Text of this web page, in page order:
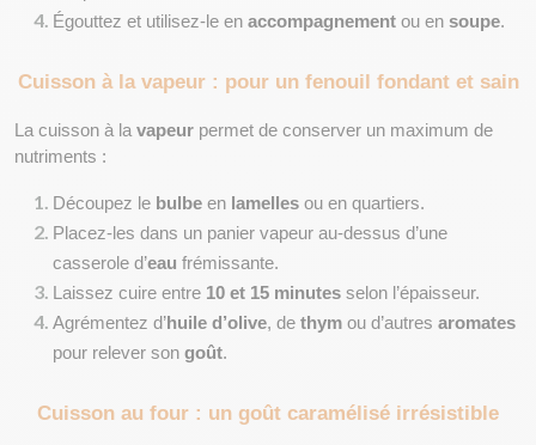
Égouttez et utilisez-le en accompagnement ou en soupe.
Cuisson à la vapeur : pour un fenouil fondant et sain
La cuisson à la vapeur permet de conserver un maximum de
nutriments :
Découpez le bulbe en lamelles ou en quartiers.
Placez-les dans un panier vapeur au-dessus d’une
casserole d’eau frémissante.
Laissez cuire entre 10 et 15 minutes selon l’épaisseur.
Agrémentez d’huile d’olive, de thym ou d’autres aromates
pour relever son goût.
Cuisson au four : un goût caramélisé irrésistible